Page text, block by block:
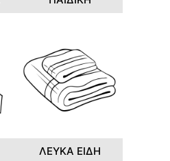
ΛΕΥΚΑ ΕΙΔΗ